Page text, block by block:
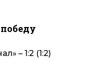
– 1:2 (1:2)